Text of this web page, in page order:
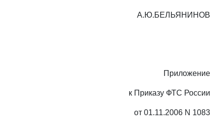
А.Ю.БЕЛЬЯНИНОВ
Приложение
к Приказу ФТС России
от 01.11.2006 N 1083